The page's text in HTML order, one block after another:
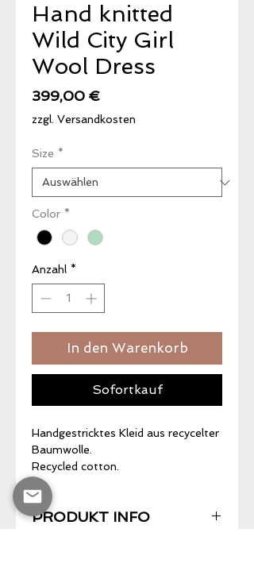
Hand knitted
Wild City Girl
Wool Dress
399,00 €Preis
zzgl. Versandkosten
Size *
Color *
Anzahl *
In den Warenkorb
Sofortkauf
Handgestricktes Kleid aus recycelter
Baumwolle.
Recycled cotton.
PRODUKT INFO